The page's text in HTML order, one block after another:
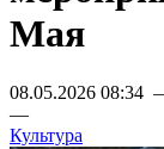
Мая
08.05.2026 08:34
—
Культура